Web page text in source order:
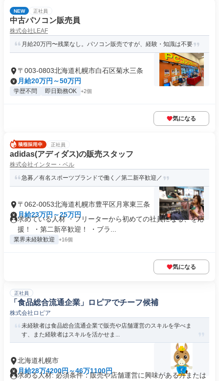
NEW 正社員
中古パソコン販売員
株式会社LEAF
月給20万円〜残業なし。パソコン販売ですが、経験・知識は不要
〒003-0803北海道札幌市白石区菊水三条
月給20万円～50万円
学歴不問 即日勤務OK +2個
気になる
正社員
adidas(アディダス)の販売スタッフ
株式会社インター・ベル
急募／有名スポーツブランドで働く／第二新卒歓迎／
〒062-0053北海道札幌市豊平区月寒東三条
月給23万円～25万円
求めている人材 ・フリーターから初めての社員になる、を応
援！ ・第二新卒歓迎！ ・ブラ...
業界未経験歓迎 +16個
気になる
正社員
「食品総合流通企業」ロピアでチーフ候補
株式会社ロピア
未経験者は食品総合流通企業で販売や店舗運営のスキルを学べま
す、また経験者はスキルを活かせま...
北海道札幌市
月給28万4200円～46万1100円
求める人材: 必須条件：販売や店舗運営に興味がある方または